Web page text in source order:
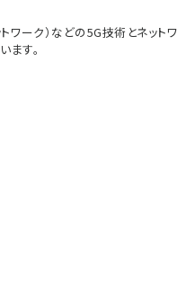
ワーク）などの5G技術とネット
ます。